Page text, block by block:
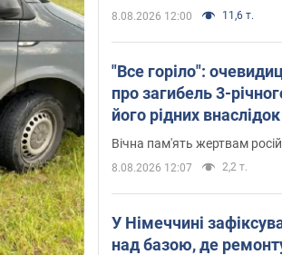
8.08.2026 12:00 11,6 т.
"Все горіло":
про загибель 3-
його рідних
Київщину. Відео та
Вічна пам'ять жертвам
8.08.2026 12:07 2,2 т.
У Німеччині
над базою, де